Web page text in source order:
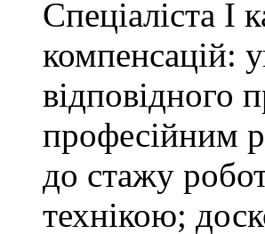
Спеціаліста І
компенсацій:
відповідного
професійним
до стажу
технікою;